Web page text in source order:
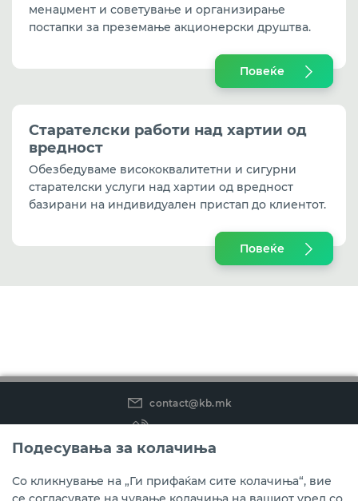
Помош и поддршка
менаџмент и советување и организирање
постапки за преземање акционерски друштва.
Повеќе
Старателски работи над хартии од
вредност
Обезбедуваме висококвалитетни и сигурни
старателски услуги над хартии од вредност
базирани на индивидуален пристап до клиентот.
Повеќе
contact@kb.mk
(02) 3 296 800
Instagram
LinkedIn
Youtube
Подесувања за колачиња
Со кликнување на „Ги прифаќам сите колачиња“, вие